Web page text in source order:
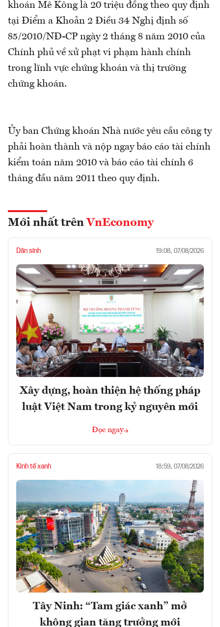
khoán Mê Kông là 20 triệu đồng theo quy định
tại Điểm a Khoản 2 Điều 34 Nghị định số
85/2010/NĐ-CP ngày 2 tháng 8 năm 2010 của
Chính phủ về xử phạt vi phạm hành chính
trong lĩnh vực chứng khoán và thị trường
chứng khoán.
Ủy ban Chứng khoán Nhà nước yêu cầu công ty
phải hoàn thành và nộp ngay báo cáo tài chính
kiểm toán năm 2010 và báo cáo tài chính 6
tháng đầu năm 2011 theo quy định.
Mới nhất trên VnEconomy
Dân sinh 19:08, 07/08/2026
Xây dựng, hoàn thiện hệ thống pháp
luật Việt Nam trong kỷ nguyên mới
Đọc ngay
Kinh tế xanh 18:59, 07/08/2026
Tây Ninh: “Tam giác xanh” mở
không gian tăng trưởng mới